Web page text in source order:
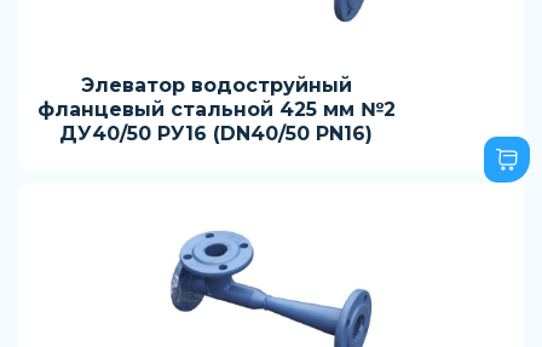
Элеватор водоструйный
фланцевый стальной 425 мм №2
ДУ40/50 РУ16 (DN40/50 PN16)